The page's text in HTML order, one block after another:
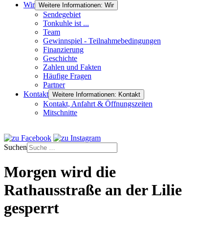
Wir Weitere Informationen: Wir
Sendegebiet
Tonkuhle ist ...
Team
Gewinnspiel - Teilnahmebedingungen
Finanzierung
Geschichte
Zahlen und Fakten
Häufige Fragen
Partner
Kontakt Weitere Informationen: Kontakt
Kontakt, Anfahrt & Öffnungszeiten
Mitschnitte
Suchen
Morgen wird die
Rathausstraße an der Lilie
gesperrt